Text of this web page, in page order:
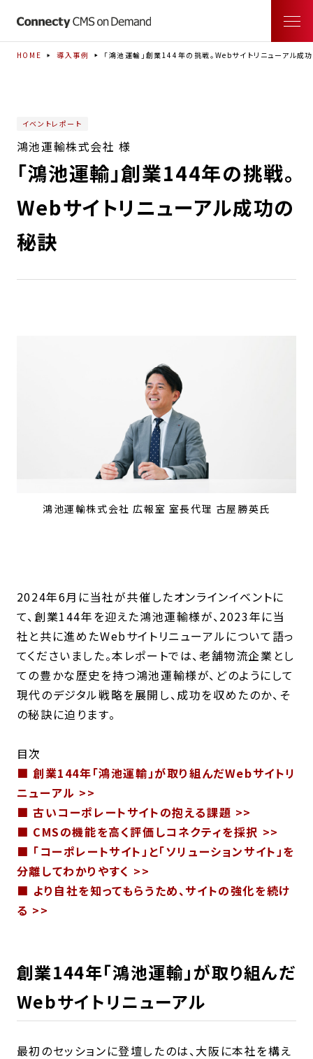
HOME 導入事例 「鴻池運輸」創業144年の挑戦。Webサイトリニューアル成
イベントレポート
鴻池運輸株式会社 様
「鴻池運輸」創業144年の挑戦。
Webサイトリニューアル成功の
秘訣
鴻池運輸株式会社 広報室 室長代理 古屋勝英氏
2024年6月に当社が共催したオンラインイベントに
て、創業144年を迎えた鴻池運輸様が、2023年に当
社と共に進めたWebサイトリニューアルについて語っ
てくださいました。本レポートでは、老舗物流企業とし
ての豊かな歴史を持つ鴻池運輸様が、どのようにして
現代のデジタル戦略を展開し、成功を収めたのか、そ
の秘訣に迫ります。
目次
■ 創業144年「鴻池運輸」が取り組んだWebサイトリ
ニューアル >>
■ 古いコーポレートサイトの抱える課題 >>
■ CMSの機能を高く評価しコネクティを採択 >>
■ 「コーポレートサイト」と「ソリューションサイト」を
分離してわかりやすく >>
■ より自社を知ってもらうため、サイトの強化を続け
る >>
創業144年「鴻池運輸」が取り組んだ
Webサイトリニューアル
最初のセッションに登壇したのは、大阪に本社を構え